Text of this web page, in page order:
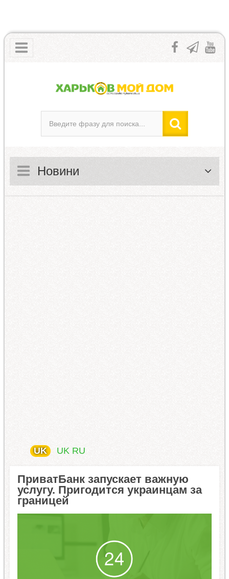
Новини
UK UK RU
ПриватБанк запускает важную
услугу. Пригодится украинцам за
границей